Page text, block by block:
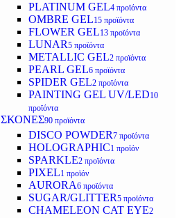
PLATINUM GEL4 προϊόντα
OMBRE GEL15 προϊόντα
FLOWER GEL13 προϊόντα
LUNAR5 προϊόντα
METALLIC GEL2 προϊόντα
PEARL GEL6 προϊόντα
SPIDER GEL2 προϊόντα
PAINTING GEL UV/LED10
προϊόντα
ΣΚΟΝΕΣ90 προϊόντα
DISCO POWDER7 προϊόντα
HOLOGRAPHIC1 προϊόν
SPARKLE2 προϊόντα
PIXEL1 προϊόν
AURORA6 προϊόντα
SUGAR/GLITTER5 προϊόντα
CHAMELEON CAT EYE2